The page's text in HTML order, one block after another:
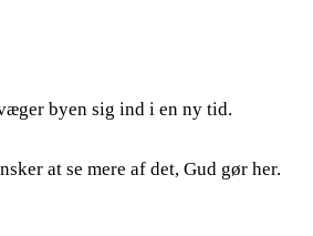
byen sig ind i en ny tid.
at se mere af det, Gud gør her.